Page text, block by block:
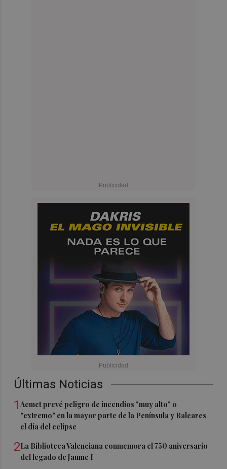
Últimas Noticias
1Aemet prevé peligro de incendios "muy alto" o
"extremo" en la mayor parte de la Península y Baleares
el día del eclipse
2La Biblioteca Valenciana conmemora el 750 aniversario
del legado de Jaume I